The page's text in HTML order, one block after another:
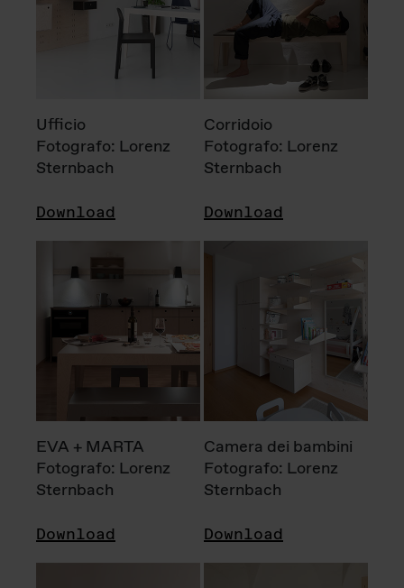
Ufficio
Fotografo: Lorenz
Sternbach
Download
Corridoio
Fotografo: Lorenz
Sternbach
Download
EVA + MARTA
Fotografo: Lorenz
Sternbach
Download
Camera dei bambini
Fotografo: Lorenz
Sternbach
Download